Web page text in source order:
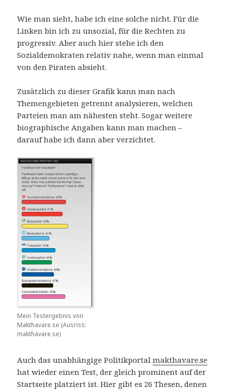
Wie man sieht, habe ich eine solche nicht. Für die
Linken bin ich zu unsozial, für die Rechten zu
progressiv. Aber auch hier stehe ich den
Sozialdemokraten relativ nahe, wenn man einmal
von den Piraten absieht.
Zusätzlich zu dieser Grafik kann man nach
Themengebieten getrennt analysieren, welchen
Parteien man am nähesten steht. Sogar weitere
biographische Angaben kann man machen –
darauf habe ich dann aber verzichtet.
Mein Testergebnis von
Makthavare.se (Ausriss:
makthavare.se)
Auch das unabhängige Politikportalmakthavare.se
hat wieder einen Test, der gleich prominent auf der
Startseite platziert ist. Hier gibt es 26 Thesen, denen